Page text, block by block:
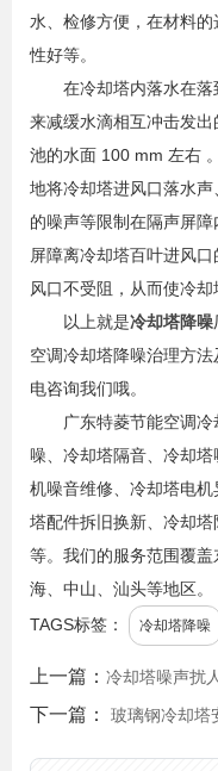
水、检修方便，在材料
性好等。
在冷却塔内落水在落
来减缓水滴相互冲击发
池的水面 100 mm 左右
地将冷却塔进风口落水
的噪声等限制在隔声屏
屏障离冷却塔百叶进风
风口不受阻，从而使冷却
以上就是冷却塔降噪
空调冷却塔降噪治理方
电咨询我们哦。
广东特菱节能空调
噪、冷却塔隔音、冷却
机噪音维修、冷却塔电
塔配件拆旧换新、冷却
等。我们的服务范围覆
海、中山、汕头等地区。
TAGS标签：
冷却塔降噪
上一篇： 冷却塔噪声扰
下一篇： 玻璃钢冷却塔